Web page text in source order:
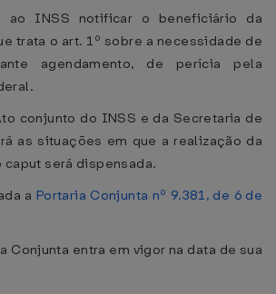
ao INSS notificar o beneficiário da
trata o art. 1º sobre a necessidade de
agendamento, de perícia pela
conjunto do INSS e da Secretaria de
as situações em que a realização da
será dispensada.
a Portaria Conjunta nº 9.381, de 6 de
Conjunta entra em vigor na data de sua